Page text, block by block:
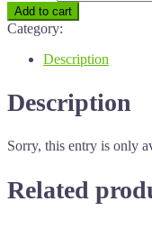
Add to cart
Category:
Description
Description
Sorry, this entry is only
Related